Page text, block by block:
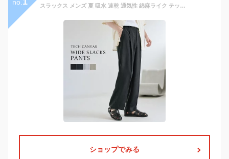
no. スラックス メンズ 夏 吸水 速乾 通気性 綿麻ライク テックキャンバス ワイドパンツ タック ストレート ゆったり ルーズ リラックス キレイめ ブラック グレー ネイビー ベージュ 春服 夏服 20代 30代 40代 50代 60代
ショップでみる